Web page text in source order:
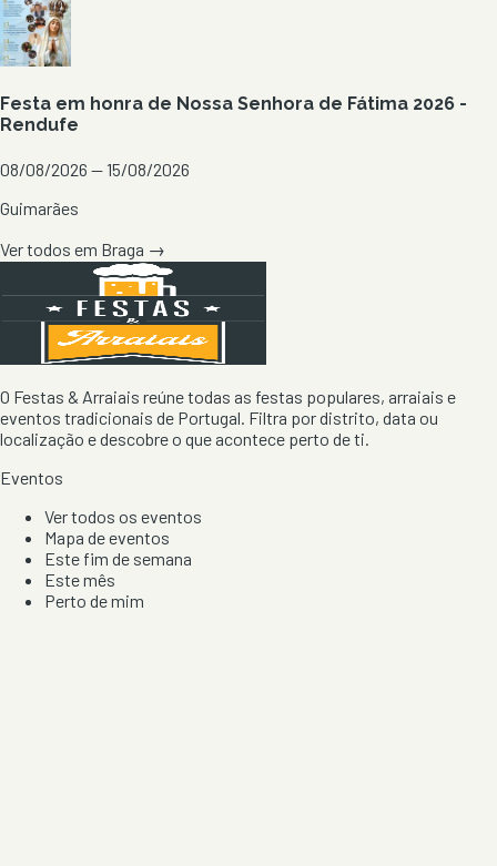
Festa em honra de Nossa Senhora de Fátima 2026 -
Rendufe
08/08/2026 — 15/08/2026
Guimarães
Ver todos em Braga →
O Festas & Arraiais reúne todas as festas populares, arraiais e
eventos tradicionais de Portugal. Filtra por distrito, data ou
localização e descobre o que acontece perto de ti.
Eventos
Ver todos os eventos
Mapa de eventos
Este fim de semana
Este mês
Perto de mim